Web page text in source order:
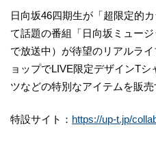
日向坂46四期生が「超限定的
て話題の番組「日向坂ミュー
で放送中）が待望のリアルラ
ョップでLIVE限定デザインT
ツなどの特別なアイテムを販
特設サイト： https://up-t.jp/